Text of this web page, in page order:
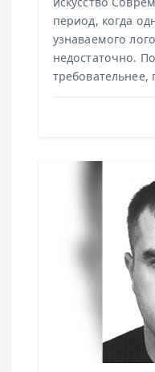
период, когда
узнаваемого
недостаточно.